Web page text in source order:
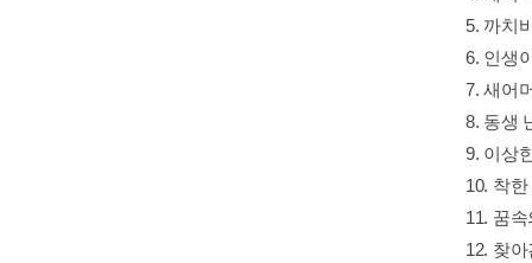
5. 까치
6. 인생
7. 새어
8. 동생
9. 이상
10. 착
11. 꿈
12. 찾